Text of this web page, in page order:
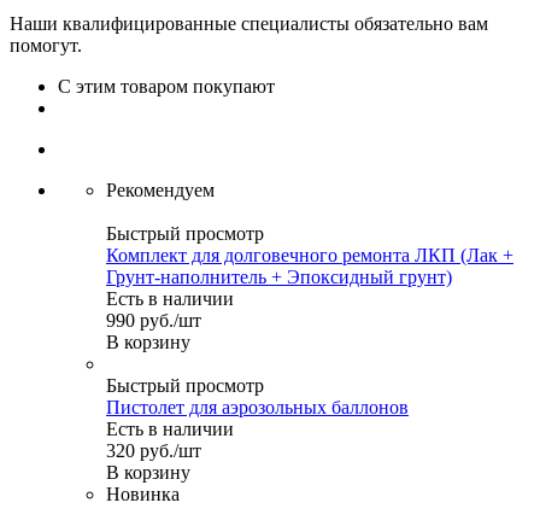
Наши квалифицированные специалисты обязательно вам
помогут.
С этим товаром покупают
Рекомендуем
Быстрый просмотр
Комплект для долговечного ремонта ЛКП (Лак +
Грунт-наполнитель + Эпоксидный грунт)
Есть в наличии
990 руб./шт
В корзину
Быстрый просмотр
Пистолет для аэрозольных баллонов
Есть в наличии
320 руб./шт
В корзину
Новинка